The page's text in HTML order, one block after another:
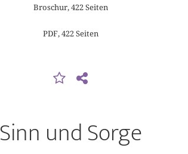
Broschur, 422 Seiten
PDF, 422 Seiten
Sinn und Sorge